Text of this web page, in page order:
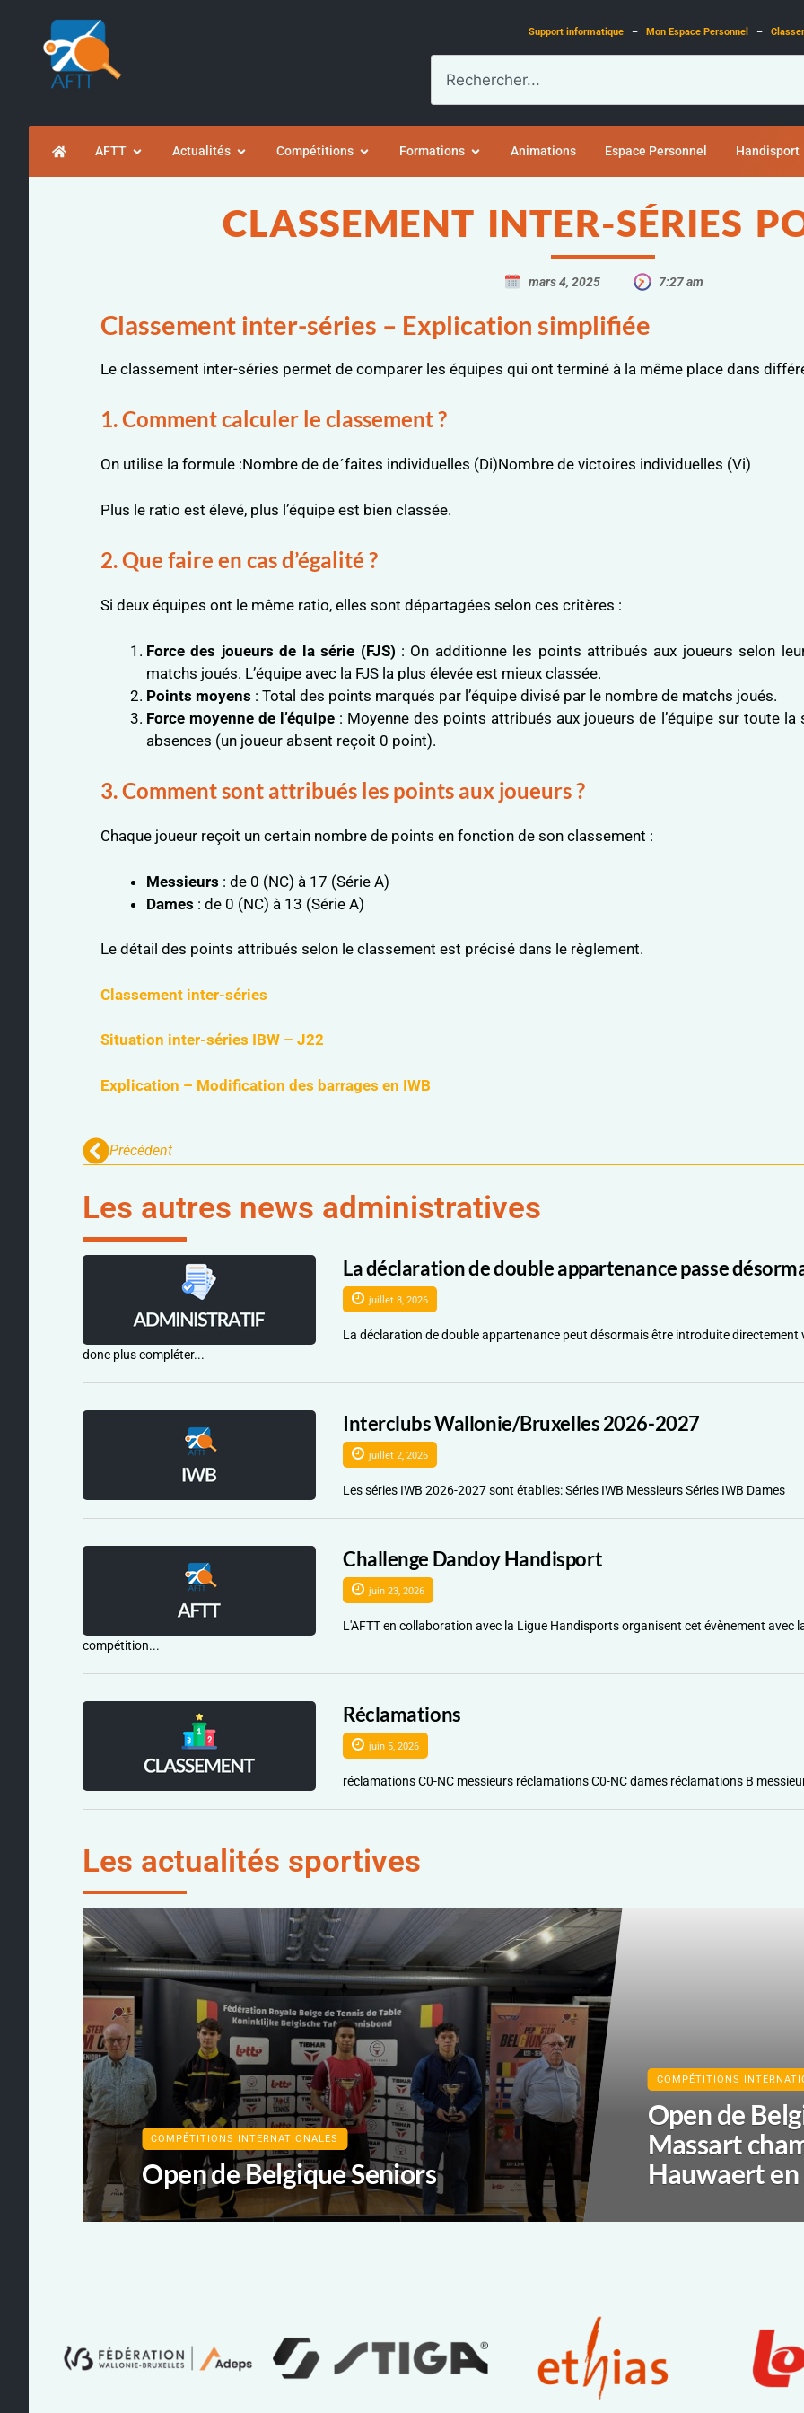
Support informatique– Mon Espace Personnel –
AFTT Actualités Compétitions Formations Animations Espace Personnel Handisport
CLASSEMENT INTER-SÉRIES
mars 4, 2025 7:27 am
Classement inter-séries – Explication simplifiée
Le classement inter-séries permet de comparer les équipes qui ont terminé à la même place dans
1. Comment calculer le classement ?
On utilise la formule :Nombre de deˊfaites individuelles (Di)Nombre de victoires individuelles (Vi)
Plus le ratio est élevé, plus l’équipe est bien classée.
2. Que faire en cas d’égalité ?
Si deux équipes ont le même ratio, elles sont départagées selon ces critères :
Force des joueurs de la série (FJS) : On additionne les points attribués aux joueurs selon
matchs joués. L’équipe avec la FJS la plus élevée est mieux classée.
Points moyens : Total des points marqués par l’équipe divisé par le nombre de matchs joués.
Force moyenne de l’équipe : Moyenne des points attribués aux joueurs de l’équipe sur toute
absences (un joueur absent reçoit 0 point).
3. Comment sont attribués les points aux joueurs ?
Chaque joueur reçoit un certain nombre de points en fonction de son classement :
Messieurs : de 0 (NC) à 17 (Série A)
Dames : de 0 (NC) à 13 (Série A)
Le détail des points attribués selon le classement est précisé dans le règlement.
Classement inter-séries
Situation inter-séries IBW – J22
Explication – Modification des barrages en IWB
Précédent
Les autres news administratives
La déclaration de double appartenance passe
juillet 8, 2026
La déclaration de double appartenance peut désormais être introduite directement
donc plus compléter...
Interclubs Wallonie/Bruxelles 2026-2027
juillet 2, 2026
Les séries IWB 2026-2027 sont établies: Séries IWB Messieurs Séries IWB Dames
Challenge Dandoy Handisport
juin 23, 2026
L'AFTT en collaboration avec la Ligue Handisports organisent cet évènement avec
compétition...
Réclamations
juin 5, 2026
réclamations C0-NC messieurs réclamations C0-NC dames réclamations B
Les actualités sportives
COMPÉTITIONS INTERNATIONALES
Open de Belgique Seniors
COMPÉTITIONS
Open de
Massart
Hauwaert